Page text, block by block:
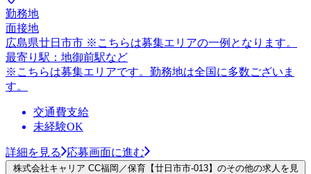
勤務地
面接地
広島県廿日市市 ※こちらは募集エリアの一例となります。
最寄り駅：地御前駅など
※こちらは募集エリアです。勤務地は全国に多数ございま
す。
交通費支給
未経験OK
詳細を見る 応募画面に進む
株式会社キャリア CC福岡／保育【廿日市市-013】のその他の求人を見